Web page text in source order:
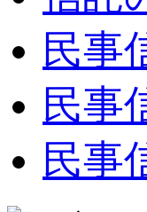
民事
民事
民事